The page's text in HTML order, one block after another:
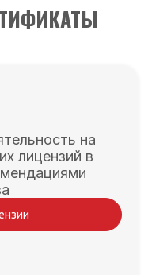
на
лицензий в